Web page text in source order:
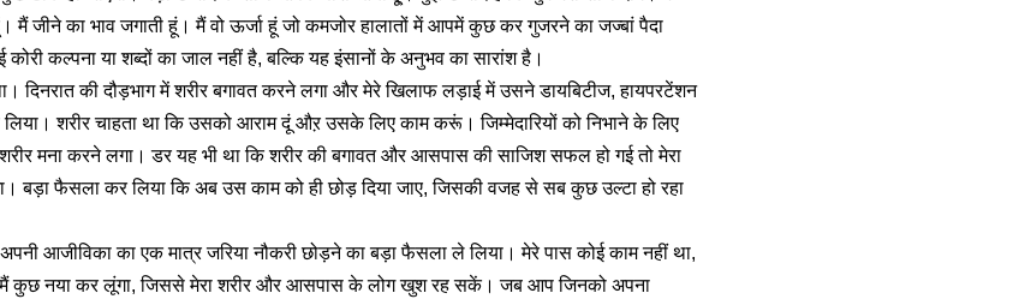
मैं जीने का भाव जगाती हूं। मैं वो ऊर्जा हूं जो कमजोर हालातों में आपमें कुछ कर गुजरने का जज्बां पैदा
कोरी कल्पना या शब्दों का जाल नहीं है, बल्कि यह इंसानों के अनुभव का सारांश है।
दिनरात की दौड़भाग में शरीर बगावत करने लगा और मेरे खिलाफ लड़ाई में उसने डायबिटीज, हायपरटेंशन
लिया। शरीर चाहता था कि उसको आराम दूं औऱ उसके लिए काम करूं। जिम्मेदारियों को निभाने के लिए
मना करने लगा। डर यह भी था कि शरीर की बगावत और आसपास की साजिश सफल हो गई तो मेरा
बड़ा फैसला कर लिया कि अब उस काम को ही छोड़ दिया जाए, जिसकी वजह से सब कुछ उल्टा हो रहा
आजीविका का एक मात्र जरिया नौकरी छोड़ने का बड़ा फैसला ले लिया। मेरे पास कोई काम नहीं था,
मैं कुछ नया कर लूंगा, जिससे मेरा शरीर और आसपास के लोग खुश रह सकें। जब आप जिनको अपना